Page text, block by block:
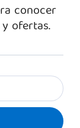
conocer
ofertas.